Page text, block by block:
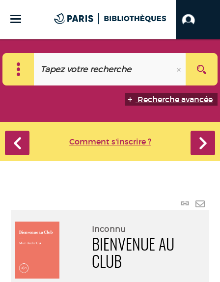
Recherche avancée
Comment s'inscrire ?
Lien
Inconnu
BIENVENUE AU
CLUB